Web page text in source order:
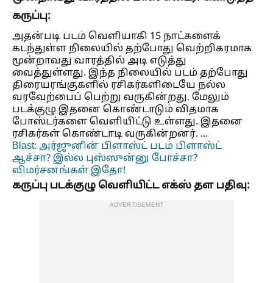
கருப்பு:
அதன்படி படம் வெளியாகி 15 நாட்களைக்
கடந்துள்ள நிலையில் தற்போது வெற்றிகரமாக
மூன்றாவது வாரத்தில் அடி எடுத்து
வைத்துள்ளது. இந்த நிலையில் படம் தற்போது
திரையரங்குகளில் ரசிகர்களிடையே நல்ல
வரவேற்பைப் பெற்று வருகின்றது. மேலும்
படக்குழு இதனை கொண்டாடும் விதமாக
போஸ்டர்களை வெளியிட்டு உள்ளது. இதனை
ரசிகர்கள் கொண்டாடி வருகின்றனர். ...
Blast: அர்ஜுனின் பிளாஸ்ட் படம் பிளாஸ்ட்
ஆச்சா? இல்ல புஸ்ஸுன்னு போச்சா?
விமர்சனங்கள் இதோ!
கருப்பு படக்குழு வெளியிட்ட எக்ஸ் தள பதிவு:
ADVERTISEMENT